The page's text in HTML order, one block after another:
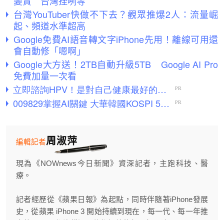
台灣YouTuber快做不下去？觀眾推爆2人：流量崛
起、頻道水準超高
Google免費AI語音轉文字iPhone先用！離線可用還
會自動修「嗯啊」
Google大方送！2TB自動升級5TB Google AI Pro
免費加量一次看
周淑萍
編輯記者
現為《NOWnews今日新聞》資深記者，主跑科技、醫
療。
記者經歷從《蘋果日報》為起點，同時伴隨著iPhone發展
史，從蘋果 iPhone 3 開始持續到現在，每一代、每一年推